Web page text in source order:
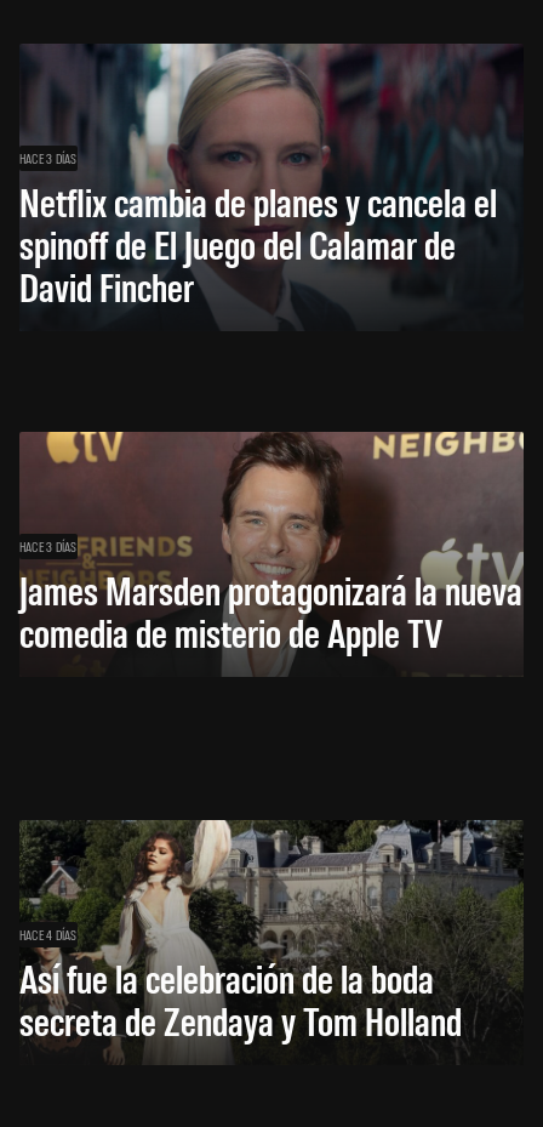
HACE 3 DÍAS
Netflix cambia de planes y cancela el
spinoff de El Juego del Calamar de
David Fincher
HACE 3 DÍAS
James Marsden protagonizará la nueva
comedia de misterio de Apple TV
HACE 4 DÍAS
Así fue la celebración de la boda
secreta de Zendaya y Tom Holland